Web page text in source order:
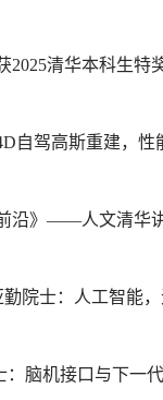
力，正以
生产力与
速，有望成
清华本科生特奖
自驾高斯重建，性
沿》——人文清华
勤院士：人工智能
：脑机接口与下一